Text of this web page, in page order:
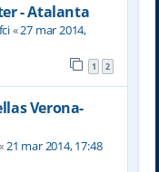
- Atalanta
«27 mar 2014,
1 2
Verona-
21 mar 2014, 17:48